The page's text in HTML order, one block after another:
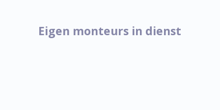
Eigen monteurs in dienst